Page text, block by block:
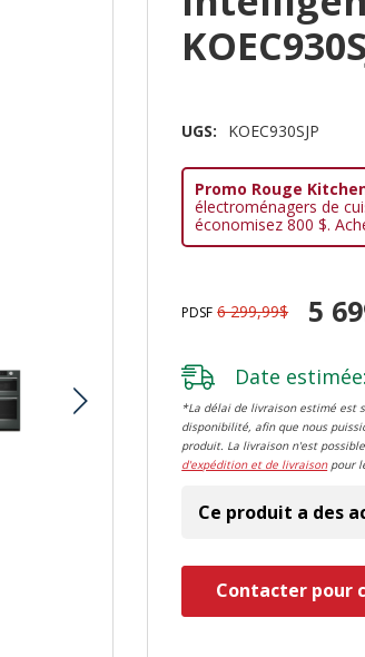
UGS: KOEC930SJP
Promo Rouge
électroménagers de
économisez 800 $.
PDSF 6 299,99$ 5
Date estimée:
*La délai de livraison estimé est
disponibilité, afin que nous
produit. La livraison n'est
d'expédition et de livraisonpour
Ce produit a des
Contacter pour